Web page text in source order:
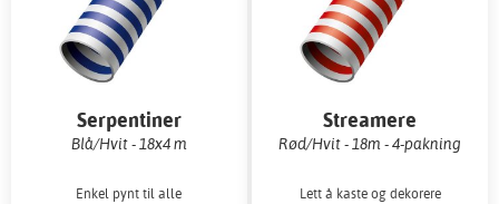
Serpentiner
Blå/Hvit - 18x4 m
Enkel pynt til alle
Streamere
Rød/Hvit - 18m - 4-pakning
Lett å kaste og dekorere